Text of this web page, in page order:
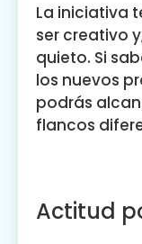
La iniciativa
ser creativo
quieto. Si
los nuevos
podrás
flancos
Actitud